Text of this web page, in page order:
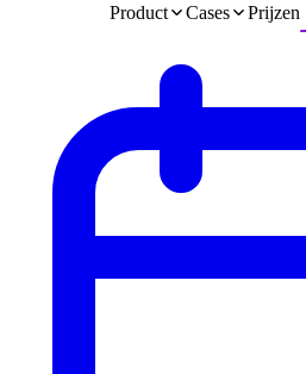
Product Cases Prijzen